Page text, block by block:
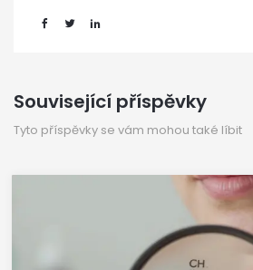
Související příspěvky
Tyto příspěvky se vám mohou také líbit